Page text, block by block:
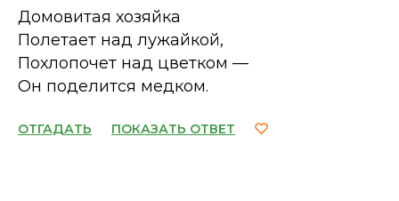
Домовитая хозяйка
Полетает над лужайкой,
Похлопочет над цветком —
Он поделится медком.
ОТГАДАТЬ ПОКАЗАТЬ ОТВЕТ